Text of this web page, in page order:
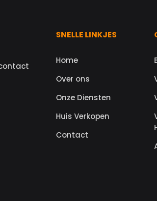
SNELLE LINKJES
Home
Over ons
Onze Diensten
Huis Verkopen
Contact